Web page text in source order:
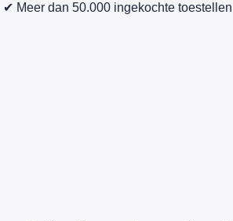
✔ Meer dan 50.000 ingekochte toestellen